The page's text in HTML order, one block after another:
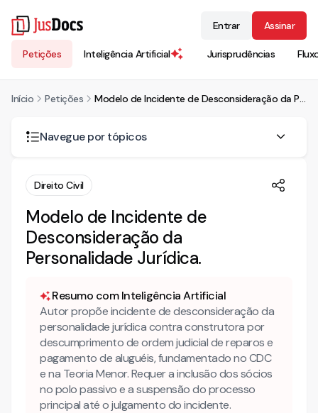
Petições Inteligência Artificial Jurisprudências
Entrar Assinar
Início Petições Modelo de Incidente de Desconsideração da Personalidade Jurídica.
Navegue por tópicos
O Código de Defesa do Consumidor é aplicável em
Incidente de Desconsideração da Personalidade Jurídica?
O que é a Teoria Menor da Desconsideração da
Personalidade Jurídica?
O que diz a jurisprudência do STJ sobre a Teoria Menor?
INCIDENTE DE DESCONSIDERAÇÃO DA PERSONALIDADE
JURÍDICA
Direito Civil
Modelo de Incidente de
Desconsideração da
Personalidade Jurídica.
Resumo com Inteligência Artificial
Autor propõe incidente de desconsideração da
personalidade jurídica contra construtora por
descumprimento de ordem judicial de reparos e
pagamento de aluguéis, fundamentado no CDC
e na Teoria Menor. Requer a inclusão dos sócios
no polo passivo e a suspensão do processo
principal até o julgamento do incidente.